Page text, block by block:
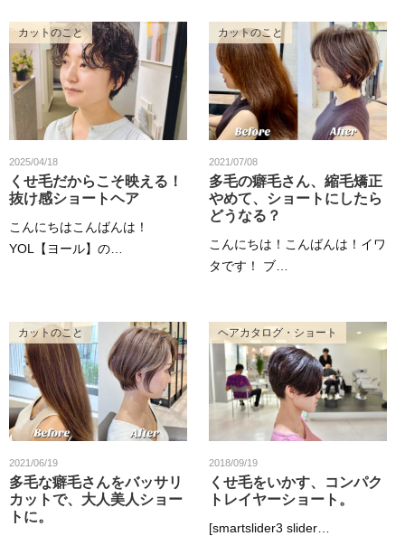
カットのこと
2025/04/18
くせ毛だからこそ映える！
抜け感ショートヘア
こんにちはこんばんは！
YOL【ヨール】の…
カットのこと
2021/07/08
多毛の癖毛さん、縮毛矯正
やめて、ショートにしたら
どうなる？
こんにちは！こんばんは！イワ
タです！ ブ…
カットのこと
2021/06/19
多毛な癖毛さんをバッサリ
カットで、大人美人ショー
トに。
ヘアカタログ・ショート
2018/09/19
くせ毛をいかす、コンパク
トレイヤーショート。
[smartslider3 slider…